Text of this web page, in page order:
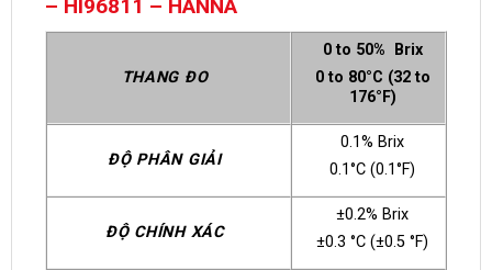
– HI96811 – HANNA
THANG ĐO
0 to 50% Brix
0 to 80°C (32 to
176°F)
ĐỘ PHÂN GIẢI
0.1% Brix
0.1°C (0.1°F)
ĐỘ CHÍNH XÁC
±0.2% Brix
±0.3 °C (±0.5 °F)